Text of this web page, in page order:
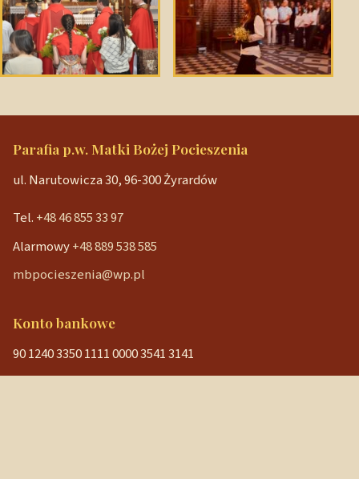
Parafia p.w. Matki Bożej Pocieszenia
ul. Narutowicza 30, 96-300 Żyrardów
Tel. +48 46 855 33 97
Alarmowy+48 889 538 585
mbpocieszenia@wp.pl
Konto bankowe
90 1240 3350 1111 0000 3541 3141